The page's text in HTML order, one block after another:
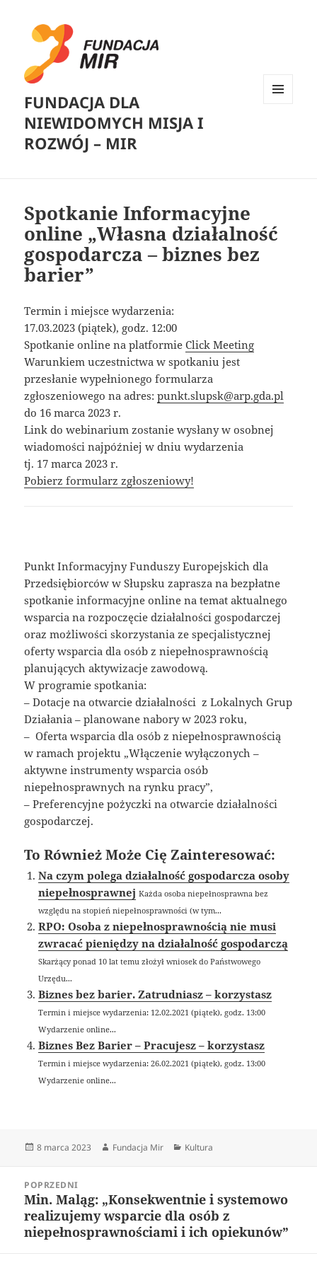
FUNDACJA DLA
NIEWIDOMYCH MISJA I
ROZWÓJ – MIR
Spotkanie Informacyjne
online „Własna działalność
gospodarcza – biznes bez
barier”
Termin i miejsce wydarzenia:
17.03.2023 (piątek), godz. 12:00
Spotkanie online na platformieClick Meeting
Warunkiem uczestnictwa w spotkaniu jest
przesłanie wypełnionego formularza
zgłoszeniowego na adres:punkt.slupsk@arp.gda.pl
do 16 marca 2023 r.
Link do webinarium zostanie wysłany w osobnej
wiadomości najpóźniej w dniu wydarzenia
tj. 17 marca 2023 r.
Pobierz formularz zgłoszeniowy!
Punkt Informacyjny Funduszy Europejskich dla
Przedsiębiorców w Słupsku zaprasza na bezpłatne
spotkanie informacyjne online na temat aktualnego
wsparcia na rozpoczęcie działalności gospodarczej
oraz możliwości skorzystania ze specjalistycznej
oferty wsparcia dla osób z niepełnosprawnością
planujących aktywizacje zawodową.
W programie spotkania:
– Dotacje na otwarcie działalności z Lokalnych Grup
Działania – planowane nabory w 2023 roku,
– Oferta wsparcia dla osób z niepełnosprawnością
w ramach projektu „Włączenie wyłączonych –
aktywne instrumenty wsparcia osób
niepełnosprawnych na rynku pracy”,
– Preferencyjne pożyczki na otwarcie działalności
gospodarczej.
To Również Może Cię Zainteresować:
Na czym polega działalność gospodarcza osoby
niepełnosprawnej Każda osoba niepełnosprawna bez
względu na stopień niepełnosprawności (w tym...
RPO: Osoba z niepełnosprawnością nie musi
zwracać pieniędzy na działalność gospodarczą
Skarżący ponad 10 lat temu złożył wniosek do Państwowego
Urzędu...
Biznes bez barier. Zatrudniasz – korzystasz
Termin i miejsce wydarzenia: 12.02.2021 (piątek), godz. 13:00
Wydarzenie online...
Biznes Bez Barier – Pracujesz – korzystasz
Termin i miejsce wydarzenia: 26.02.2021 (piątek), godz. 13:00
Wydarzenie online...
Data
8 marca 2023 Autor
Fundacja Mir Kategorie
Kultura
wpisuPOPRZEDNI
Poprzedni
wpis:
Min. Maląg: „Konsekwentnie i systemowo
realizujemy wsparcie dla osób z
niepełnosprawnościami i ich opiekunów”